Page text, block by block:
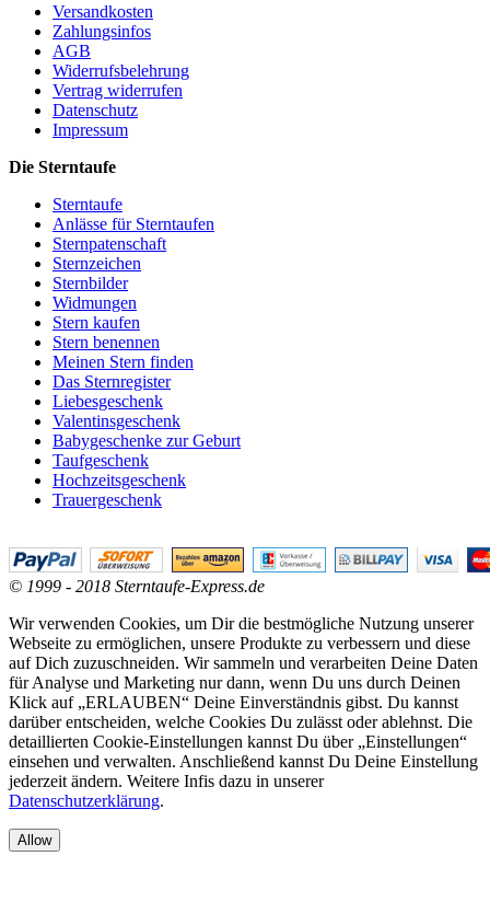
Versandkosten
Zahlungsinfos
AGB
Widerrufsbelehrung
Vertrag widerrufen
Datenschutz
Impressum
Die Sterntaufe
Sterntaufe
Anlässe für Sterntaufen
Sternpatenschaft
Sternzeichen
Sternbilder
Widmungen
Stern kaufen
Stern benennen
Meinen Stern finden
Das Sternregister
Liebesgeschenk
Valentinsgeschenk
Babygeschenke zur Geburt
Taufgeschenk
Hochzeitsgeschenk
Trauergeschenk
© 1999 - 2018 Sterntaufe-Express.de
Wir verwenden Cookies, um Dir die bestmögliche Nutzung unserer
Webseite zu ermöglichen, unsere Produkte zu verbessern und diese
auf Dich zuzuschneiden. Wir sammeln und verarbeiten Deine Daten
für Analyse und Marketing nur dann, wenn Du uns durch Deinen
Klick auf „ERLAUBEN“ Deine Einverständnis gibst. Du kannst
darüber entscheiden, welche Cookies Du zulässt oder ablehnst. Die
detaillierten Cookie-Einstellungen kannst Du über „Einstellungen“
einsehen und verwalten. Anschließend kannst Du Deine Einstellung
jederzeit ändern. Weitere Infis dazu in unserer
Datenschutzerklärung.
Allow